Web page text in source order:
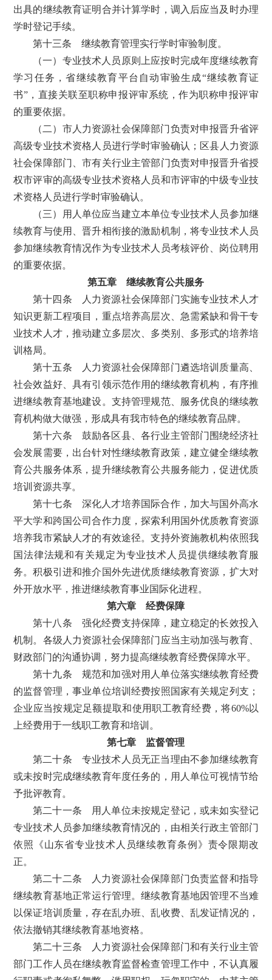
出具的继续教育证明合并计算学时，调入后应当及时办理
学时登记手续。
第十三条 继续教育管理实行学时审验制度。
（一）专业技术人员原则上应按时完成年度继续教育
学习任务，省继续教育平台自动审验生成“继续教育证
书”，直接关联至职称申报评审系统，作为职称申报评审
的重要依据。
（二）市人力资源社会保障部门负责对申报晋升省评
高级专业技术资格人员进行学时审验确认；区县人力资源
社会保障部门、市有关行业主管部门负责对申报晋升省授
权市评审的高级专业技术资格人员和市评审的中级专业技
术资格人员进行学时审验确认。
（三）用人单位应当建立本单位专业技术人员参加继
续教育与使用、晋升相衔接的激励机制，将专业技术人员
参加继续教育情况作为专业技术人员考核评价、岗位聘用
的重要依据。
第五章 继续教育公共服务
第十四条 人力资源社会保障部门实施专业技术人才
知识更新工程项目，重点培养高层次、急需紧缺和骨干专
业技术人才，推动建立多层次、多类别、多形式的培养培
训格局。
第十五条 人力资源社会保障部门遴选培训质量高、
社会效益好、具有引领示范作用的继续教育机构，有序推
进继续教育基地建设。支持管理规范、服务优良的继续教
育机构做大做强，形成具有我市特色的继续教育品牌。
第十六条 鼓励各区县、各行业主管部门围绕经济社
会发展需要，出台针对性继续教育政策，建立健全继续教
育公共服务体系，提升继续教育公共服务能力，促进优质
培训资源共享。
第十七条 深化人才培养国际合作，加大与国外高水
平大学和跨国公司合作力度，探索利用国外优质教育资源
培养我市紧缺人才的有效途径。支持外资施教机构依照我
国法律法规和有关规定为专业技术人员提供继续教育服
务。积极引进和推介国外先进优质继续教育资源，扩大对
外开放水平，推进继续教育事业国际化进程。
第六章 经费保障
第十八条 强化经费支持保障，建立稳定的长效投入
机制。各级人力资源社会保障部门应当主动加强与教育、
财政部门的沟通协调，努力提高继续教育经费保障水平。
第十九条 规范和加强对用人单位落实继续教育经费
的监督管理，事业单位培训经费按照国家有关规定列支；
企业应当按规定足额提取和使用职工教育经费，将60%以
上经费用于一线职工教育和培训。
第七章 监督管理
第二十条 专业技术人员无正当理由不参加继续教育
或未按时完成继续教育年度任务的，用人单位可视情节给
予批评教育。
第二十一条 用人单位未按规定登记，或未如实登记
专业技术人员参加继续教育情况的，由相关行政主管部门
依照《山东省专业技术人员继续教育条例》责令限期改
正。
第二十二条 人力资源社会保障部门负责监督和指导
继续教育基地正常运行管理。继续教育基地因管理不当难
以保证培训质量，存在乱办班、乱收费、乱发证情况的，
依法撤销其继续教育基地资格。
第二十三条 人力资源社会保障部门和有关行业主管
部门工作人员在继续教育监督检查管理工作中，不认真履